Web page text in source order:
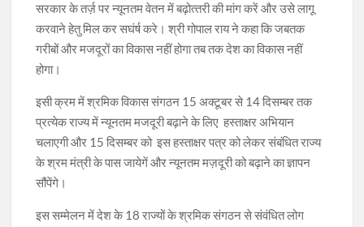
सरकार के तर्ज़ पर न्‍यूनतम वेतन में बढ़ोत्‍तरी की मांग करें और उसे लागू
करवाने हेतु मिल कर सघंर्ष करे। श्री गोपाल राय ने कहा कि जबतक
गरीबों और मजदूरों का विकास नहीं होगा तब तक देश का विकास नहीं
होगा।
इसी क्रम में श्रमिक विकास संगठन 15 अक्‍टूबर से 14 दिसम्‍बर तक
प्रत्‍येक राज्‍य में न्‍यूनतम मजदूरी बढ़ाने के लिए हस्‍ताक्षर अभियान
चलाएगी और 15 दिसम्‍बर को इस हस्‍ताक्षर पत्र को लेकर संबंधित राज्‍य
के श्रम मंत्री के पास जायेगें और न्यूनतम मज़दूरी को बढ़ाने का ज्ञापन
सौंपेंगे।
इस सम्‍मेलन में देश के 18 राज्यों के श्रमिक संगठन से संवंधित लोग